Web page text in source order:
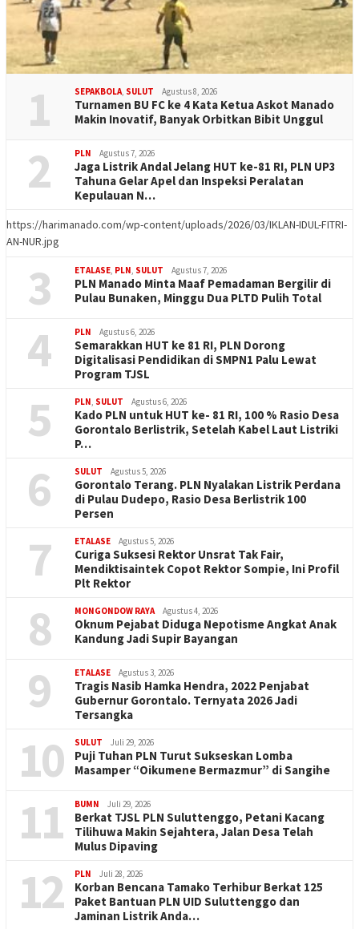
1 SEPAKBOLA SULUT Agustus 8, 2026
Turnamen BU FC ke 4 Kata Ketua Askot Manado
Makin Inovatif, Banyak Orbitkan Bibit Unggul
2 PLN Agustus 7, 2026
Jaga Listrik Andal Jelang HUT ke-81 RI, PLN UP3
Tahuna Gelar Apel dan Inspeksi Peralatan
Kepulauan N…
https://harimanado.com/wp-content/uploads/2026/03/IKLAN-IDUL-FITRI-
AN-NUR.jpg
3 ETALASE PLN SULUT Agustus 7, 2026
PLN Manado Minta Maaf Pemadaman Bergilir di
Pulau Bunaken, Minggu Dua PLTD Pulih Total
4 PLN Agustus 6, 2026
Semarakkan HUT ke 81 RI, PLN Dorong
Digitalisasi Pendidikan di SMPN1 Palu Lewat
Program TJSL
5 PLN SULUT Agustus 6, 2026
Kado PLN untuk HUT ke- 81 RI, 100 % Rasio Desa
Gorontalo Berlistrik, Setelah Kabel Laut Listriki
P…
6 SULUT Agustus 5, 2026
Gorontalo Terang. PLN Nyalakan Listrik Perdana
di Pulau Dudepo, Rasio Desa Berlistrik 100
Persen
7 ETALASE Agustus 5, 2026
Curiga Suksesi Rektor Unsrat Tak Fair,
Mendiktisaintek Copot Rektor Sompie, Ini Profil
Plt Rektor
8 MONGONDOW RAYA Agustus 4, 2026
Oknum Pejabat Diduga Nepotisme Angkat Anak
Kandung Jadi Supir Bayangan
9 ETALASE Agustus 3, 2026
Tragis Nasib Hamka Hendra, 2022 Penjabat
Gubernur Gorontalo. Ternyata 2026 Jadi
Tersangka
10 SULUT Juli 29, 2026
Puji Tuhan PLN Turut Sukseskan Lomba
Masamper “Oikumene Bermazmur” di Sangihe
11 BUMN Juli 29, 2026
Berkat TJSL PLN Suluttenggo, Petani Kacang
Tilihuwa Makin Sejahtera, Jalan Desa Telah
Mulus Dipaving
12 PLN Juli 28, 2026
Korban Bencana Tamako Terhibur Berkat 125
Paket Bantuan PLN UID Suluttenggo dan
Jaminan Listrik Anda…